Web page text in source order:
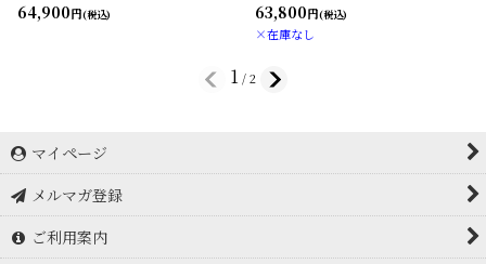
64,900円(税込) 63,800円(税込)
×在庫なし
1 / 2
マイページ
メルマガ登録
ご利用案内